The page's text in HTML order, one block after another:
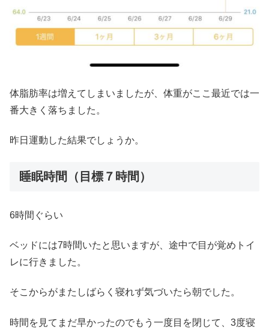
体脂肪率は増えてしまいましたが、体重がここ最近では一
番大きく落ちました。
昨日運動した結果でしょうか。
睡眠時間（目標７時間）
6時間ぐらい
ベッドには7時間いたと思いますが、途中で目が覚めトイ
レに行きました。
そこからがまたしばらく寝れず気づいたら朝でした。
時間を見てまだ早かったのでもう一度目を閉じて、3度寝